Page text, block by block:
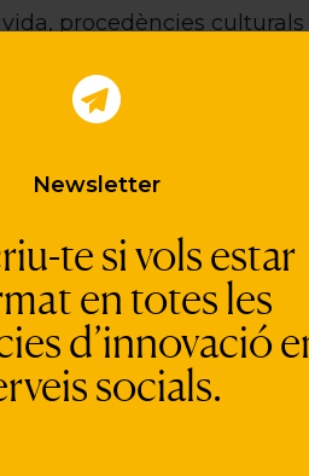
Newsletter
te si vols estar
en totes les
d’innovació
socials.
procedències culturals
social i el
en deu apartaments
habitacions
d’estar, tallers i
gastronòmica
en situació de
a la cuina i en el
posa l’accent en
Altres programes
per a persones en